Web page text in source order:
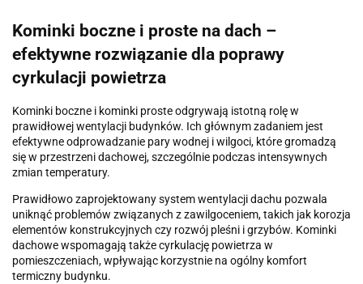
Kominki boczne i proste na dach –
efektywne rozwiązanie dla poprawy
cyrkulacji powietrza
Kominki boczne i kominki proste odgrywają istotną rolę w
prawidłowej wentylacji budynków. Ich głównym zadaniem jest
efektywne odprowadzanie pary wodnej i wilgoci, które gromadzą
się w przestrzeni dachowej, szczególnie podczas intensywnych
zmian temperatury.
Prawidłowo zaprojektowany system wentylacji dachu pozwala
uniknąć problemów związanych z zawilgoceniem, takich jak korozja
elementów konstrukcyjnych czy rozwój pleśni i grzybów. Kominki
dachowe wspomagają także cyrkulację powietrza w
pomieszczeniach, wpływając korzystnie na ogólny komfort
termiczny budynku.